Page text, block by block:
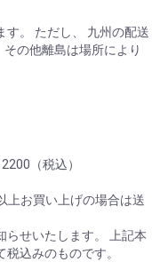
す。 ただし、 九州の配送
の他離島は場所により
（税込）
上お買い上げの場合は送
らせいたします。 上記本
込みのものです。